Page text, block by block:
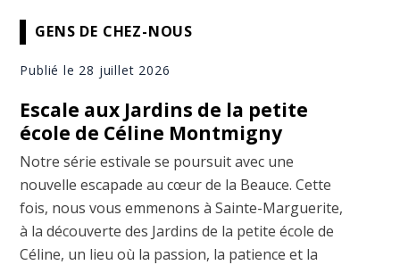
GENS DE CHEZ-NOUS
Publié le 28 juillet 2026
Escale aux Jardins de la petite
école de Céline Montmigny
Notre série estivale se poursuit avec une
nouvelle escapade au cœur de la Beauce. Cette
fois, nous vous emmenons à Sainte-Marguerite,
à la découverte des Jardins de la petite école de
Céline, un lieu où la passion, la patience et la